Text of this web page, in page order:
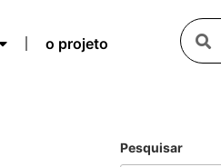
o projeto
Pesquisar